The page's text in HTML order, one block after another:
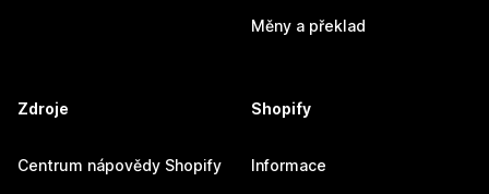
Měny a překlad
Zdroje
Centrum nápovědy Shopify
Shopify
Informace